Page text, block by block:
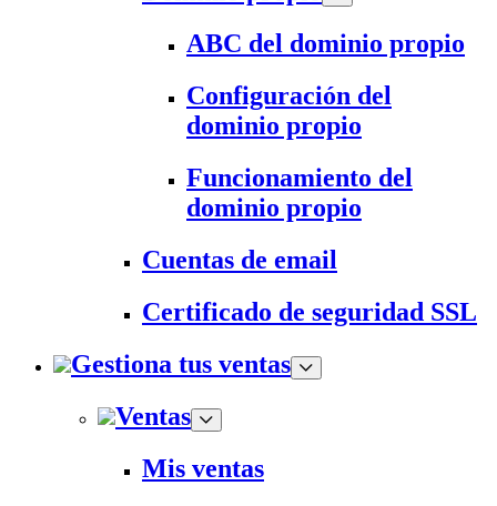
ABC del dominio propio
Configuración del
dominio propio
Funcionamiento del
dominio propio
Cuentas de email
Certificado de seguridad SSL
Gestiona tus ventas
Ventas
Mis ventas